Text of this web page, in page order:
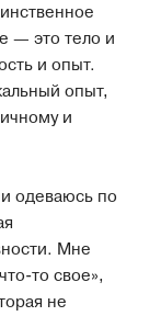
— это тело и
и опыт.
опыт,
и
одеваюсь по
Мне
то свое»,
не